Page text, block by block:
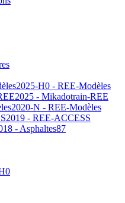
2025-H0 - REE-Modèles
2025 - Mikadotrain-REE
2020-N - REE-Modèles
2019 - REE-ACCESS
- Asphaltes87